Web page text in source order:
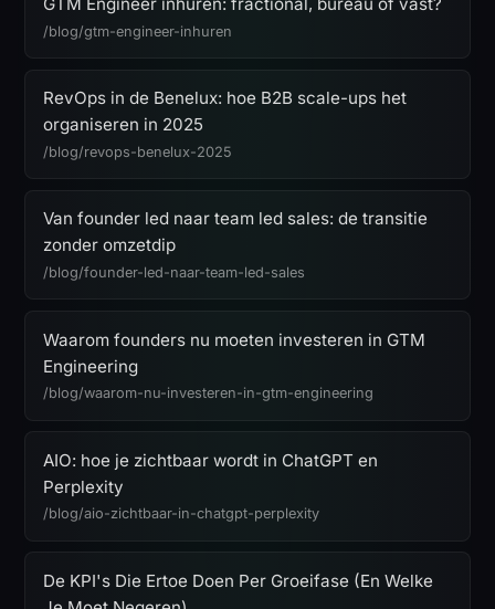
/blog/gtm-engineer-inhuren
RevOps in de Benelux: hoe B2B scale-ups het
organiseren in 2025
/blog/revops-benelux-2025
Van founder led naar team led sales: de transitie
zonder omzetdip
/blog/founder-led-naar-team-led-sales
Waarom founders nu moeten investeren in GTM
Engineering
/blog/waarom-nu-investeren-in-gtm-engineering
AIO: hoe je zichtbaar wordt in ChatGPT en
Perplexity
/blog/aio-zichtbaar-in-chatgpt-perplexity
De KPI's Die Ertoe Doen Per Groeifase (En Welke